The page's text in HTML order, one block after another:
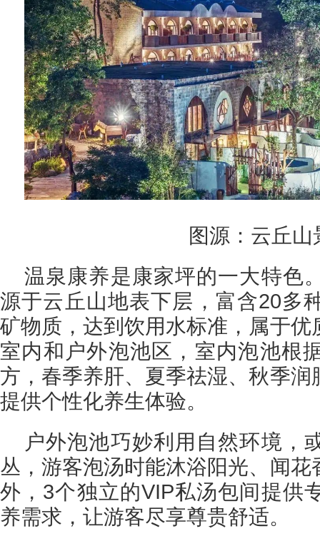
图源：云丘山
温泉康养是康家坪的一大特色
源于云丘山地表下层，富含20多
矿物质，达到饮用水标准，属于
室内和户外泡池区，室内泡池根
方，春季养肝、夏季祛湿、秋季
提供个性化养生体验。
户外泡池巧妙利用自然环境，
丛，游客泡汤时能沐浴阳光、闻
外，3个独立的VIP私汤包间提供
养需求，让游客尽享尊贵舒适。